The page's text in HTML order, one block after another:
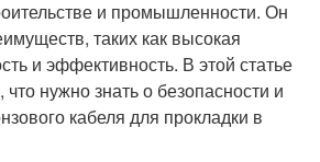
и промышленности. Он
таких как высокая
и эффективность. В этой статье
нужно знать о безопасности и
кабеля для прокладки в